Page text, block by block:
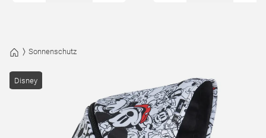
Sonnenschutz
Disney